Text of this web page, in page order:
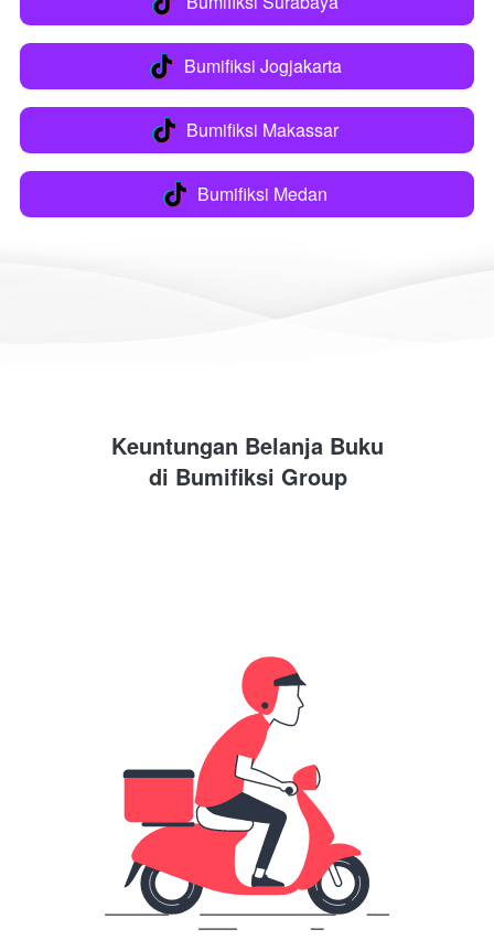
` Bumifiksi Jogjakarta
` Bumifiksi Makassar
` Bumifiksi Medan
Keuntungan Belanja Buku
di Bumifiksi Group